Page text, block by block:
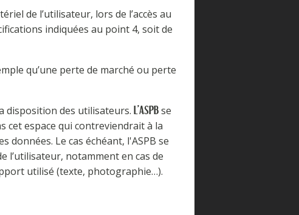
de l’utilisateur, lors de l’accès au
indiquées au point 4, soit de
qu’une perte de marché ou perte
disposition des utilisateurs. L'ASPB se
cet espace qui contreviendrait à la
Le cas échéant, l'ASPB se
l’utilisateur, notamment en cas de
utilisé (texte, photographie…).